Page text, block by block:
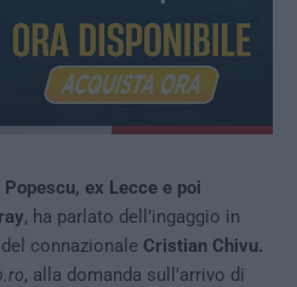
Popescu, ex Lecce e poi
, ha parlato dell’ingaggio in
del connazionale Cristian Chivu.
, alla domanda sull’arrivo di